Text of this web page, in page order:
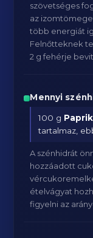
szövetséges
az
több energiát
Felnőtteknek
2 g fehérje
Mennyi
100 g
tartalmaz,
A szénhidrát
hozzáadott
ételvágyat
figyelni az